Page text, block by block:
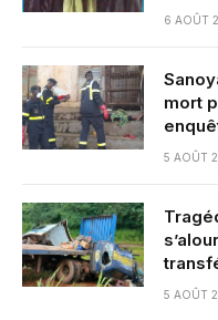
6 AOÛT
mort
5 AOÛT
5 AOÛT